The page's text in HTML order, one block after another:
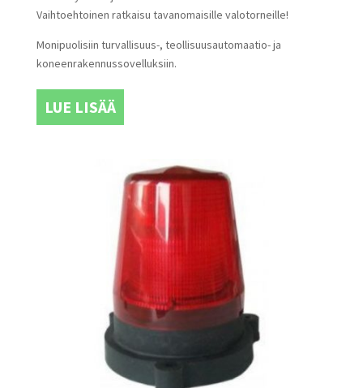
Vaihtoehtoinen ratkaisu tavanomaisille valotorneille!
Monipuolisiin turvallisuus-, teollisuusautomaatio- ja
koneenrakennussovelluksiin.
LUE LISÄÄ